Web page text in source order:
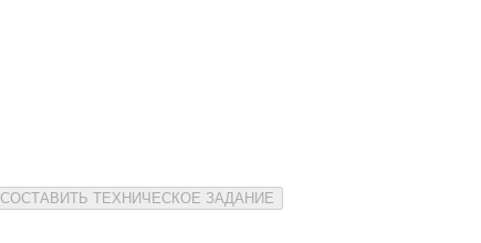
СОСТАВИТЬ ТЕХНИЧЕСКОЕ ЗАДАНИЕ